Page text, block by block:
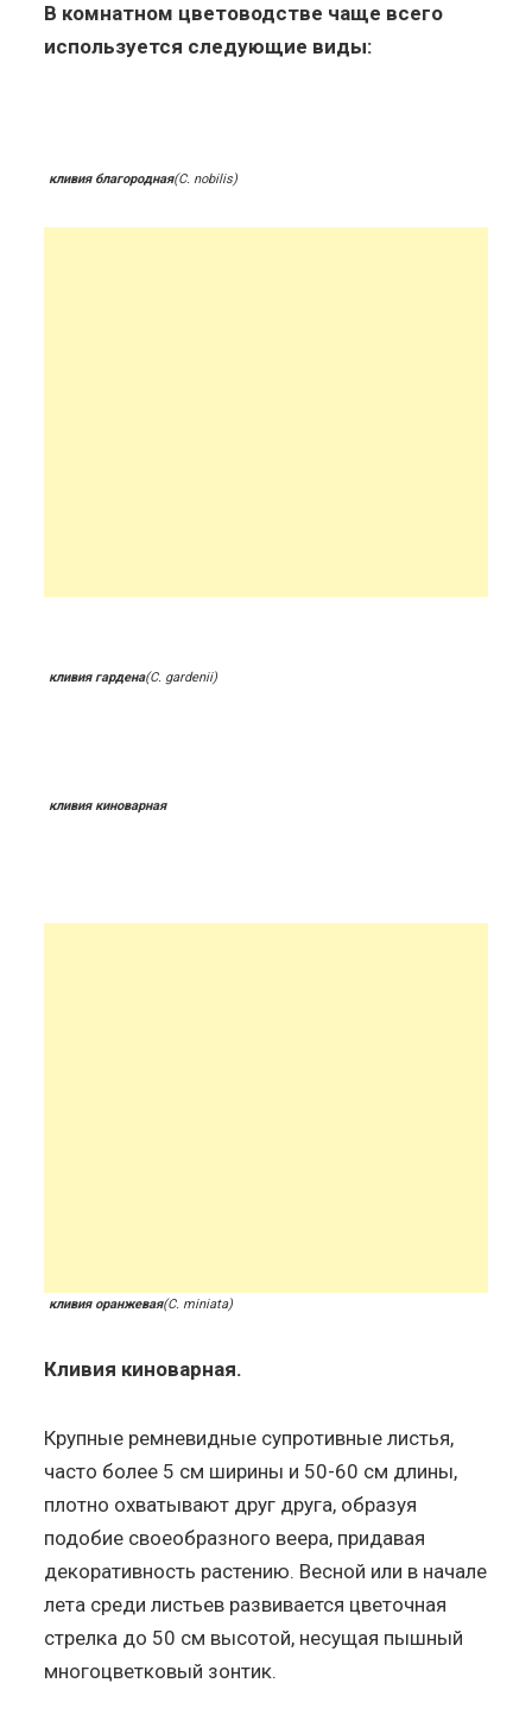
В комнатном цветоводстве чаще всего
используется следующие виды:
кливия благородная(С. nobilis)
кливия гардена(С. gardenii)
кливия киноварная
кливия оранжевая(С. miniata)
Кливия киноварная.
Крупные ремневидные супротивные листья,
часто более 5 см ширины и 50-60 см длины,
плотно охватывают друг друга, образуя
подобие своеобразного веера, придавая
декоративность растению. Весной или в начале
лета среди листьев развивается цветочная
стрелка до 50 см высотой, несущая пышный
многоцветковый зонтик.